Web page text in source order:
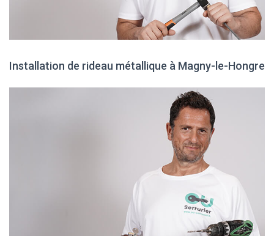
Installation de rideau métallique à Magny-le-Hongre